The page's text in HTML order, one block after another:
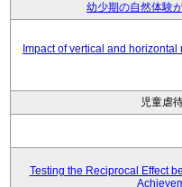
幼少期の自然体験
Impact of vertical and
児童虐
Testing the Reciprocal Effect